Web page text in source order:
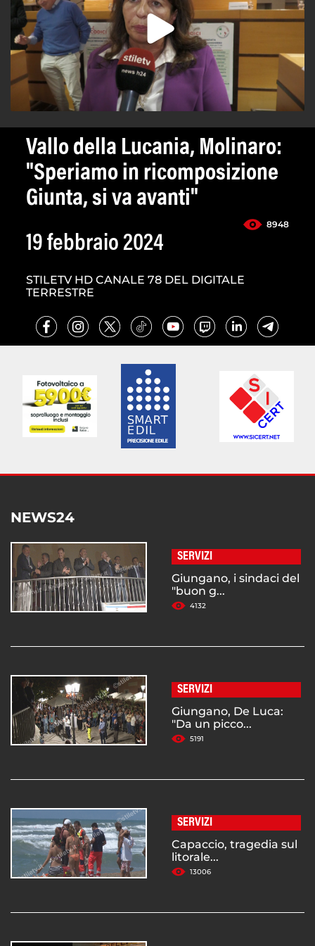
Vallo della Lucania, Molinaro:
"Speriamo in ricomposizione
Giunta, si va avanti"
8948
19 febbraio 2024
STILETV HD CANALE 78 DEL DIGITALE
TERRESTRE
NEWS24
SERVIZI
Giungano, i sindaci del
"buon g...
4132
SERVIZI
Giungano, De Luca:
"Da un picco...
5191
SERVIZI
Capaccio, tragedia sul
litorale...
13006